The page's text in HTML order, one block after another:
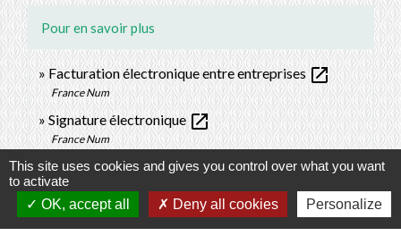
Pour en savoir plus
Facturation électronique entre entreprises open_in_new
France Num
Signature électroniqueopen_in_new
France Num
Marchés publics : la facturation électronique,
comment ça fonctionne ?open_in_new
Ministère chargé de l'économie
Facturation électronique dans les marchés publics :
This site uses cookies and gives you control over what you want
to activate
OK, accept all
Deny all cookies Personalize